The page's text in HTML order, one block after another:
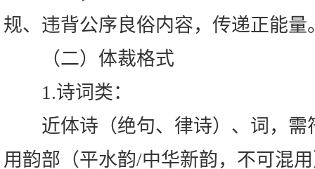
规、违背公序良俗内容，传递正能量
（二）体裁格式
1.诗词类：
近体诗（绝句、律诗）、词，需
用韵部（平水韵/中华新韵，不可混